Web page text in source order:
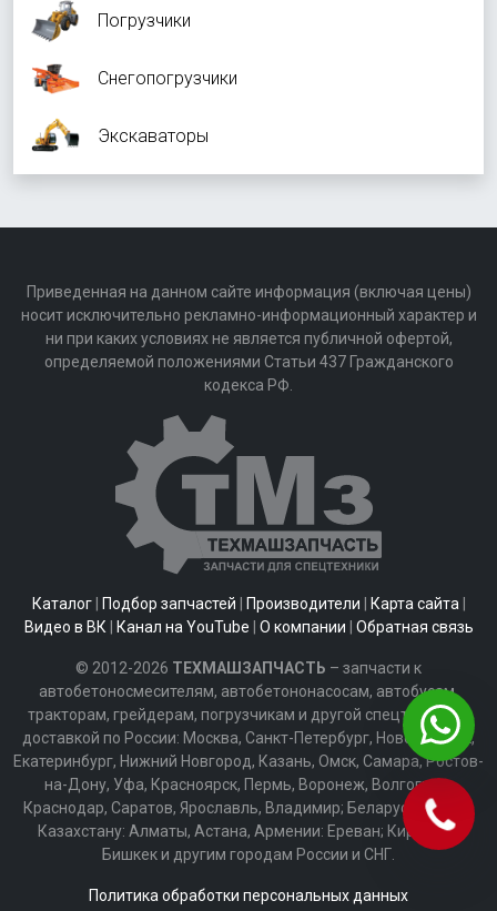
Погрузчики
Снегопогрузчики
Экскаваторы
Приведенная на данном сайте информация (включая цены)
носит исключительно рекламно-информационный характер и
ни при каких условиях не является публичной офертой,
определяемой положениями Статьи 437 Гражданского
кодекса РФ.
Каталог| Подбор запчастей Производители Карта сайта|
Видео в ВК| Канал на YouTube О компании Обратная связь
© 2012-2026 ТЕХМАШЗАПЧАСТЬ – запчасти к
автобетоносмесителям, автобетононасосам, автобусам,
тракторам, грейдерам, погрузчикам и другой спецтехнике с
доставкой по России: Москва, Санкт-Петербург, Новосибирск,
Екатеринбург, Нижний Новгород, Казань, Омск, Самара, Ростов-
на-Дону, Уфа, Красноярск, Пермь, Воронеж, Волгоград,
Краснодар, Саратов, Ярославль, Владимир; Беларуси: Минск;
Казахстану: Алматы, Астана, Армении: Ереван; Киргизии:
Бишкек и другим городам России и СНГ.
Политика обработки персональных данных